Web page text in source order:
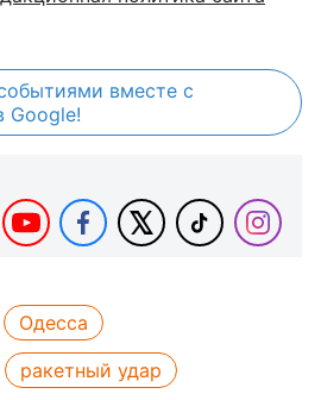
вместе с
Google!
Одесса
ракетный удар